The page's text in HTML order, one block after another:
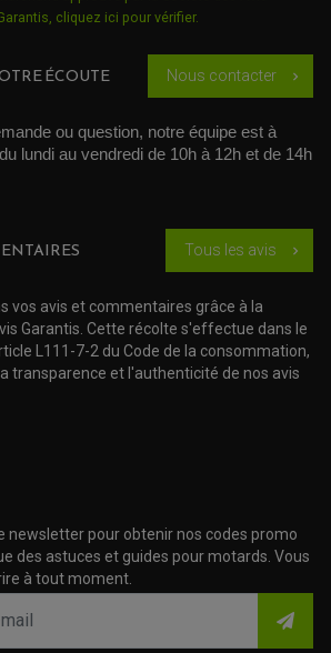
MOTO
TOP BLOCK
ET BRAS OSCILLANT
MOTO
DIRECTION
DE COUPLE
SCOOTER APRILIA
SCOOTER HONDA
SCOOTER KYMCO
SCOOTER MBK
SCOOTER PIAGGIO
SCOOTER SUZUKI
SCOOTER YAMAHA
QUAD
cliquez ici pour vérifier.
ÉCOUTE Nous contacter chevron_right
ou question, notre équipe est à
lundi au vendredi de 10h à 12h et de 14h
Tous les avis chevron_right
vos avis et commentaires grâce à la
Garantis. Cette récolte s'effectue dans le
L111-7-2 du Code de la consommation,
transparence et l'authenticité de nos avis
newsletter pour obtenir nos codes promo
des astuces et guides pour motards. Vous
à tout moment.